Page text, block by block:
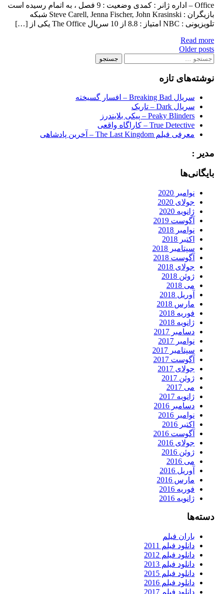
Office – اداره ژانر : کمدی وضعیت : 9 فصل ، به اتمام رسیده است
بازیگران : Steve Carell, Jenna Fischer, John Krasinski شبکه
تلویزیونی : NBC امتیاز : 8.8 از 10 سریال The Office یکی از […]
Read more
Posts
navigation
Older posts
جستجو
نوشته‌های تازه
سریال Breaking Bad – افسار گسیخته
سریال Dark – تاریک
Peaky Blinders – پیکی بلایندرز
True Detective – کاراگاه واقعی
معرفی فیلم The Last Kingdom – آخرین پادشاهی
مدیر :
بایگانی‌ها
نوامبر 2020
جولای 2020
ژانویه 2020
آگوست 2019
نوامبر 2018
اکتبر 2018
سپتامبر 2018
آگوست 2018
جولای 2018
ژوئن 2018
می 2018
آوریل 2018
مارس 2018
فوریه 2018
ژانویه 2018
دسامبر 2017
نوامبر 2017
سپتامبر 2017
آگوست 2017
جولای 2017
ژوئن 2017
می 2017
ژانویه 2017
دسامبر 2016
نوامبر 2016
اکتبر 2016
آگوست 2016
جولای 2016
ژوئن 2016
می 2016
آوریل 2016
مارس 2016
فوریه 2016
ژانویه 2016
دسته‌ها
باران فیلم
دانلود فیلم 2011
دانلود فیلم 2012
دانلود فیلم 2013
دانلود فیلم 2015
دانلود فیلم 2016
دانلود فیلم 2017